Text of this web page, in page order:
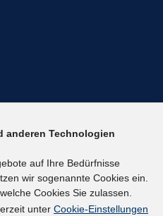
anderen Technologien
auf Ihre Bedürfnisse
wir sogenannte Cookies ein.
Cookies Sie zulassen.
unter Cookie-Einstellungen